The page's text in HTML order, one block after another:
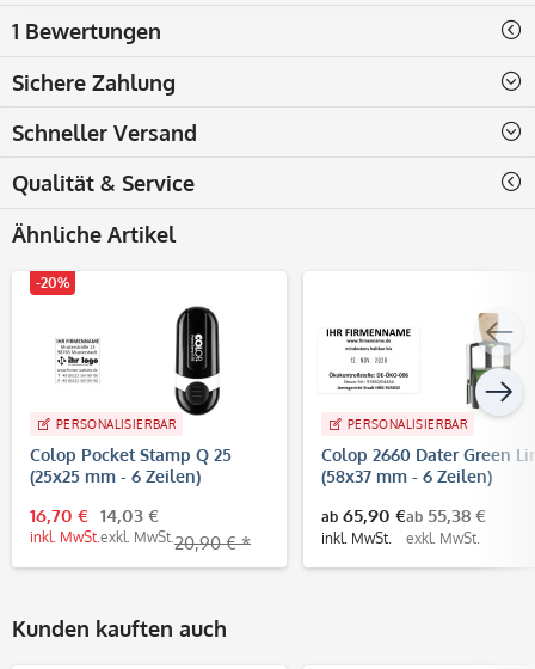
1 Bewertungen
Sichere Zahlung
Schneller Versand
Qualität & Service
Ähnliche Artikel
-20%
PERSONALISIERBAR
Colop Pocket Stamp Q 25
(25x25 mm - 6 Zeilen)
16,70 €
inkl. MwSt.
14,03 €
exkl. MwSt. 20,90 € *
PERSONALISIERBAR
Colop 2660 Dater Green
(58x37 mm - 6 Zeilen)
ab 65,90 €
inkl. MwSt.
ab 55,38 €
exkl. MwSt.
Kunden kauften auch